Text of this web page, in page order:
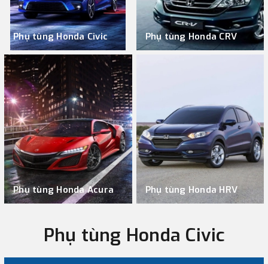
Phụ tùng Honda Civic Phụ tùng Honda CRV
Phụ tùng Honda Acura Phụ tùng Honda HRV
Phụ tùng Honda Civic